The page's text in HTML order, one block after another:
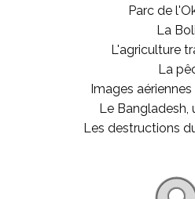
Parc de
La
L'agriculture
La
Images
Le Bangladesh,
Les destructions